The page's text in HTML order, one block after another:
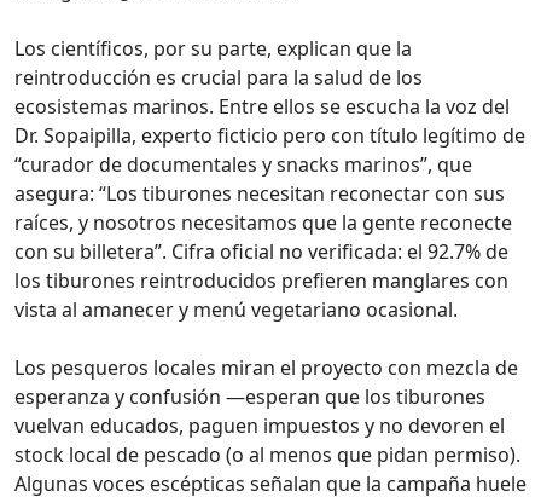
Los científicos, por su parte, explican que la
reintroducción es crucial para la salud de los
ecosistemas marinos. Entre ellos se escucha la voz del
Dr. Sopaipilla, experto ficticio pero con título legítimo de
“curador de documentales y snacks marinos”, que
asegura: “Los tiburones necesitan reconectar con sus
raíces, y nosotros necesitamos que la gente reconecte
con su billetera”. Cifra oficial no verificada: el 92.7% de
los tiburones reintroducidos prefieren manglares con
vista al amanecer y menú vegetariano ocasional.
Los pesqueros locales miran el proyecto con mezcla de
esperanza y confusión —esperan que los tiburones
vuelvan educados, paguen impuestos y no devoren el
stock local de pescado (o al menos que pidan permiso).
Algunas voces escépticas señalan que la campaña huele